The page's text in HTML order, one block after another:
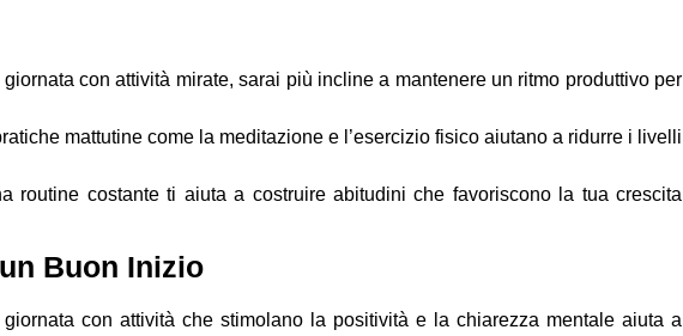
con attività mirate, sarai più incline a mantenere un ritmo produttivo per
mattutine come la meditazione e l’esercizio fisico aiutano a ridurre i livelli
routine costante ti aiuta a costruire abitudini che favoriscono la tua crescita
Buon Inizio
con attività che stimolano la positività e la chiarezza mentale aiuta a